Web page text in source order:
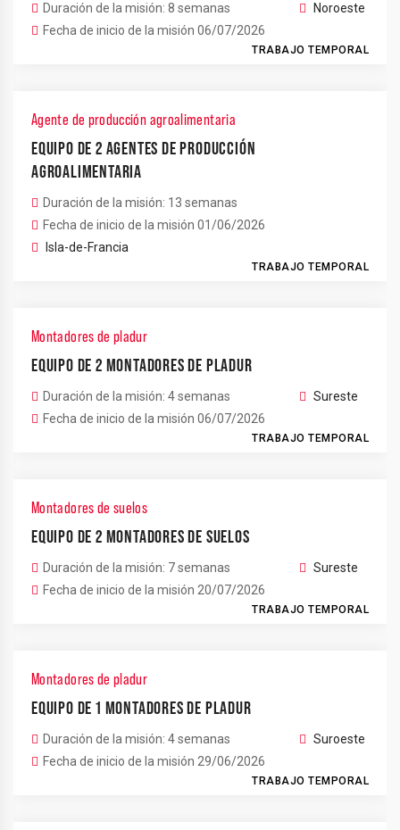
Duración de la misión: 8 semanas
Fecha de inicio de la misión 06/07/2026
Noroeste
TRABAJO TEMPORAL
Agente de producción agroalimentaria
EQUIPO DE 2 AGENTES DE PRODUCCIÓN
AGROALIMENTARIA
Duración de la misión: 13 semanas
Fecha de inicio de la misión 01/06/2026
Isla-de-Francia
TRABAJO TEMPORAL
Montadores de pladur
EQUIPO DE 2 MONTADORES DE PLADUR
Duración de la misión: 4 semanas
Fecha de inicio de la misión 06/07/2026
Sureste
TRABAJO TEMPORAL
Montadores de suelos
EQUIPO DE 2 MONTADORES DE SUELOS
Duración de la misión: 7 semanas
Fecha de inicio de la misión 20/07/2026
Sureste
TRABAJO TEMPORAL
Montadores de pladur
EQUIPO DE 1 MONTADORES DE PLADUR
Duración de la misión: 4 semanas
Fecha de inicio de la misión 29/06/2026
Suroeste
TRABAJO TEMPORAL